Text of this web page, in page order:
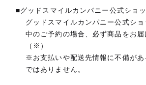
■グッドスマイルカンパニー公式ショ
グッドスマイルカンパニー公式シ
中のご予約の場合、必ず商品をお届
（※）
※お支払いや配送先情報に不備があ
ではありません。